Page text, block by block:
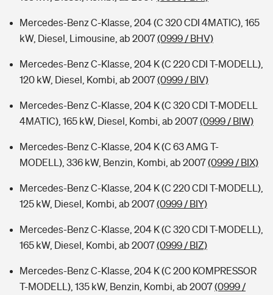
Mercedes-Benz C-Klasse, 204 (C 320 CDI 4MATIC), 165
kW, Diesel, Limousine, ab 2007(0999 / BHV)
Mercedes-Benz C-Klasse, 204 K (C 220 CDI T-MODELL),
120 kW, Diesel, Kombi, ab 2007(0999 / BIV)
Mercedes-Benz C-Klasse, 204 K (C 320 CDI T-MODELL
4MATIC), 165 kW, Diesel, Kombi, ab 2007(0999 / BIW)
Mercedes-Benz C-Klasse, 204 K (C 63 AMG T-
MODELL), 336 kW, Benzin, Kombi, ab 2007(0999 / BIX)
Mercedes-Benz C-Klasse, 204 K (C 220 CDI T-MODELL),
125 kW, Diesel, Kombi, ab 2007(0999 / BIY)
Mercedes-Benz C-Klasse, 204 K (C 320 CDI T-MODELL),
165 kW, Diesel, Kombi, ab 2007(0999 / BIZ)
Mercedes-Benz C-Klasse, 204 K (C 200 KOMPRESSOR
T-MODELL), 135 kW, Benzin, Kombi, ab 2007(0999 /